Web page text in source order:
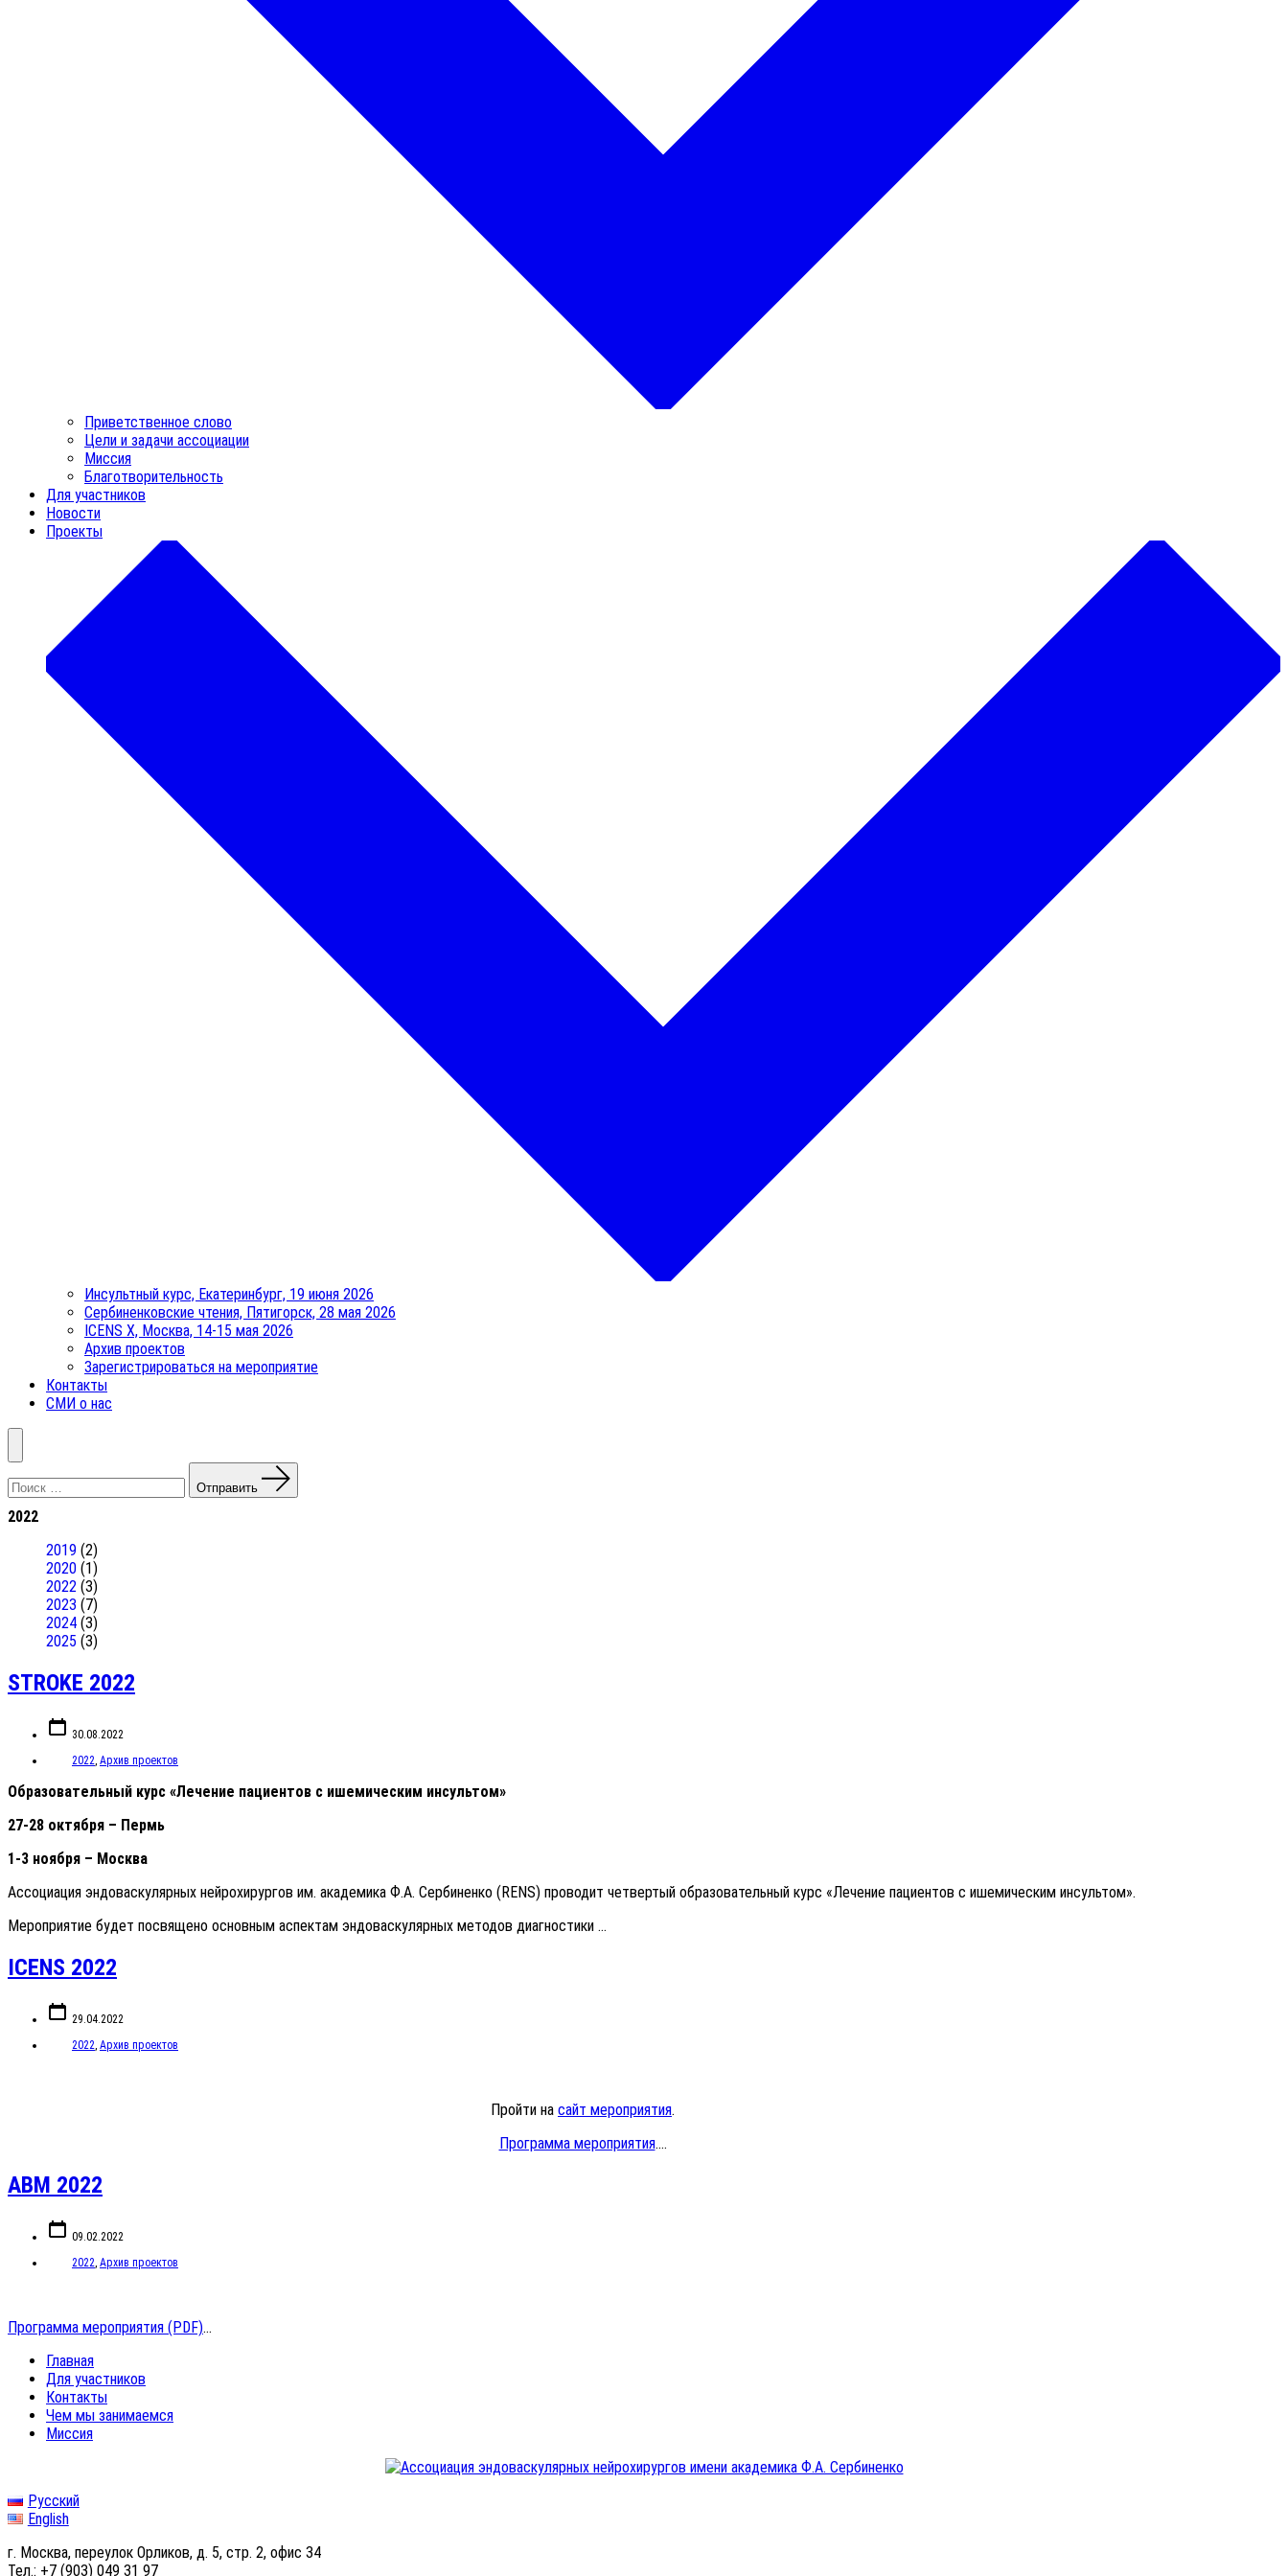
Приветственное слово
Цели и задачи ассоциации
Миссия
Благотворительность
Для участников
Новости
Проекты
Инсультный курс, Екатеринбург, 19 июня 2026
Сербиненковские чтения, Пятигорск, 28 мая 2026
ICENS Х, Москва, 14-15 мая 2026
Архив проектов
Зарегистрироваться на мероприятие
Контакты
СМИ о нас
Меню
Отправить
2022
2019 (2)
2020 (1)
2022 (3)
2023 (7)
2024 (3)
2025 (3)
STROKE 2022
Дата
записи30.08.2022
2022, Архив проектов
Образовательный курс «Лечение пациентов с ишемическим инсультом»
27-28 октября – Пермь
1-3 ноября – Москва
Ассоциация эндоваскулярных нейрохирургов им. академика Ф.А. Сербиненко (RENS) проводит четвертый образовательный курс «Лечение пациентов с ишемическим инсультом».
Мероприятие будет посвящено основным аспектам эндоваскулярных методов диагностики …
ICENS 2022
Дата
записи29.04.2022
2022, Архив проектов
Пройти на сайт мероприятия.
Программа мероприятия.…
АВМ 2022
Дата
записи09.02.2022
2022 Архив проектов
Программа мероприятия (PDF)…
Главная
Для участников
Контакты
Чем мы занимаемся
Миссия
Русский
English
г. Москва, переулок Орликов, д. 5, стр. 2, офис 34
Тел.: +7 (903) 049 31 97